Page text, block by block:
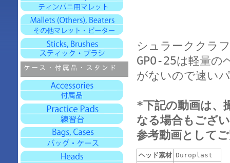
シュラーククラ
GPO-25は軽量の
がないので速い
*下記の動画は、
なる場合もござ
参考動画として
ヘッド素材 Duroplast